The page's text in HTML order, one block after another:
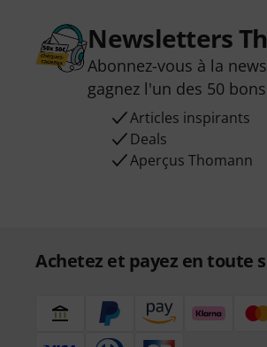
Newsletters
Abonnez-vous à la
gagnez l'un des 50
Articles inspirants
Deals
Aperçus Thomann
Achetez et payez en toute